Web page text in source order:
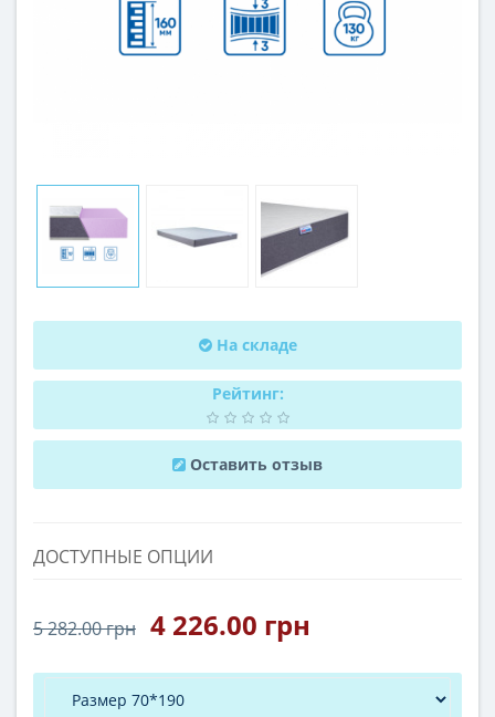
На складе
Рейтинг:
Оставить отзыв
ДОСТУПНЫЕ ОПЦИИ
5 282.00 грн 4 226.00 грн